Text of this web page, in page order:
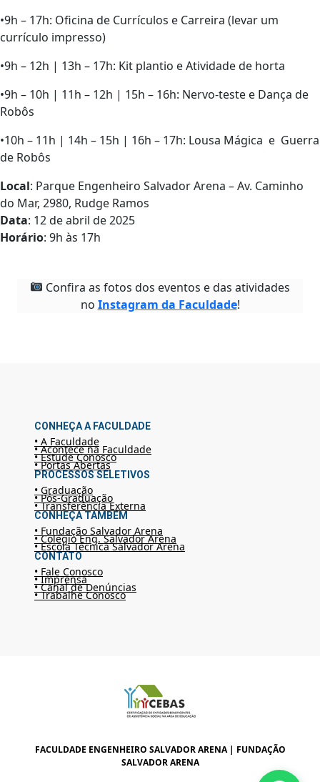
•9h – 17h: Oficina de Currículos e Carreira (levar um
currículo impresso)
•9h – 12h | 13h – 17h: Kit plantio e Atividade de horta
•9h – 10h | 11h – 12h | 15h – 16h: Nervo-teste e Dança de
Robôs
•10h – 11h | 14h – 15h | 16h – 17h: Lousa Mágica e Guerra
de Robôs
Local: Parque Engenheiro Salvador Arena – Av. Caminho
do Mar, 2980, Rudge Ramos
Data: 12 de abril de 2025
Horário: 9h às 17h
Confira as fotos dos eventos e das atividades
no Instagram da Faculdade!
CONHEÇA A FACULDADE
• A Faculdade
• Acontece na Faculdade
• Estude Conosco
• Portas Abertas
PROCESSOS SELETIVOS
• Graduação
• Pós-Graduação
• Transferência Externa
CONHEÇA TAMBÉM
• Fundação Salvador Arena
• Colégio Eng. Salvador Arena
• Escola Técnica Salvador Arena
CONTATO
• Fale Conosco
• Imprensa
• Canal de Denúncias
• Trabalhe Conosco
FACULDADE ENGENHEIRO SALVADOR ARENA | FUNDAÇÃO
SALVADOR ARENA